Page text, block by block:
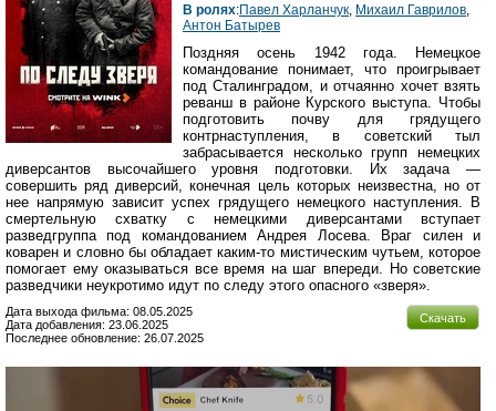
В ролях:Павел Харланчук Михаил Гаврилов
Антон Батырев
Поздняя осень 1942 года. Немецкое
командование понимает, что проигрывает
под Сталинградом, и отчаянно хочет взять
реванш в районе Курского выступа. Чтобы
подготовить почву для грядущего
контрнаступления, в советский тыл
забрасывается несколько групп немецких
диверсантов высочайшего уровня подготовки. Их задача —
совершить ряд диверсий, конечная цель которых неизвестна, но от
нее напрямую зависит успех грядущего немецкого наступления. В
смертельную схватку с немецкими диверсантами вступает
разведгруппа под командованием Андрея Лосева. Враг силен и
коварен и словно бы обладает каким-то мистическим чутьем, которое
помогает ему оказываться все время на шаг впереди. Но советские
разведчики неукротимо идут по следу этого опасного «зверя».
Скачать
Дата выхода фильма: 08.05.2025
Дата добавления: 23.06.2025
Последнее обновление: 26.07.2025